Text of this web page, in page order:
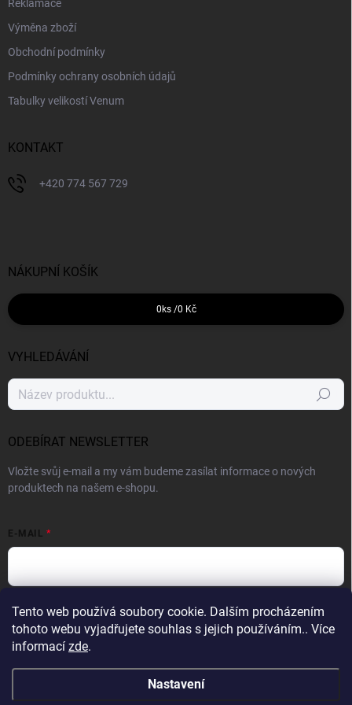
Tento web používá soubory cookie. Dalším procházením
tohoto webu vyjadřujete souhlas s jejich používáním.. Více
informací zde.
Nastavení
Reklamace
Výměna zboží
Obchodní podmínky
Podmínky ochrany osobních údajů
Tabulky velikostí Venum
KONTAKT
+420 774 567 729
NÁKUPNÍ KOŠÍK
0 ks /0 Kč
VYHLEDÁVÁNÍ
Hledat
ODEBÍRAT NEWSLETTER
Vložte svůj e-mail a my vám budeme zasílat informace o nových
produktech na našem e-shopu.
E-MAIL
Vložením e-mailu souhlasíte spodmínkami ochrany osobních údajů